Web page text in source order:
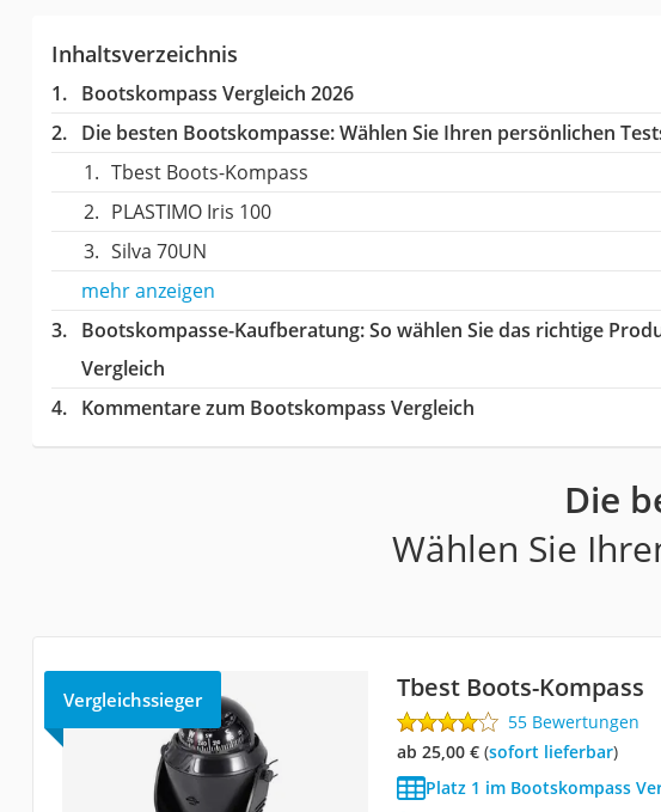
Inhaltsverzeichnis
Bootskompass Vergleich 2026
Die besten Bootskompasse:Wählen Sie Ihren persönlichen
Tbest Boots-Kompass
PLASTIMO Iris 100
Silva 70UN
mehr anzeigen
Bootskompasse-Kaufberatung: So wählen Sie das richtige
Vergleich
Kommentare zum Bootskompass Vergleich
Die
Wählen Sie
Vergleichssieger Tbest Boots-Kompass
55 Bewertungen
ab 25,00 €( Sofort lieferbar)
Platz 1 im Bootskompass